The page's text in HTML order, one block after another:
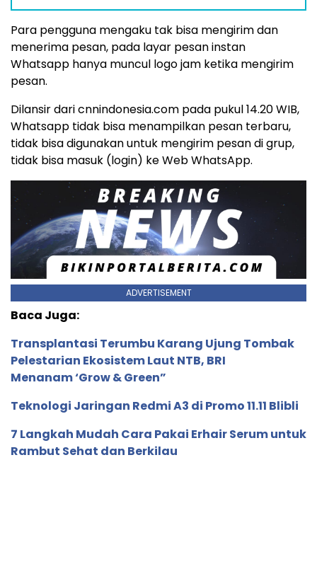
Para pengguna mengaku tak bisa mengirim dan
menerima pesan, pada layar pesan instan
Whatsapp hanya muncul logo jam ketika mengirim
pesan.
Dilansir dari cnnindonesia.com pada pukul 14.20 WIB,
Whatsapp tidak bisa menampilkan pesan terbaru,
tidak bisa digunakan untuk mengirim pesan di grup,
tidak bisa masuk (login) ke Web WhatsApp.
ADVERTISEMENT
Baca Juga:
Transplantasi Terumbu Karang Ujung Tombak
Pelestarian Ekosistem Laut NTB, BRI
Menanam ‘Grow & Green”
Teknologi Jaringan Redmi A3 di Promo 11.11 Blibli
7 Langkah Mudah Cara Pakai Erhair Serum untuk
Rambut Sehat dan Berkilau